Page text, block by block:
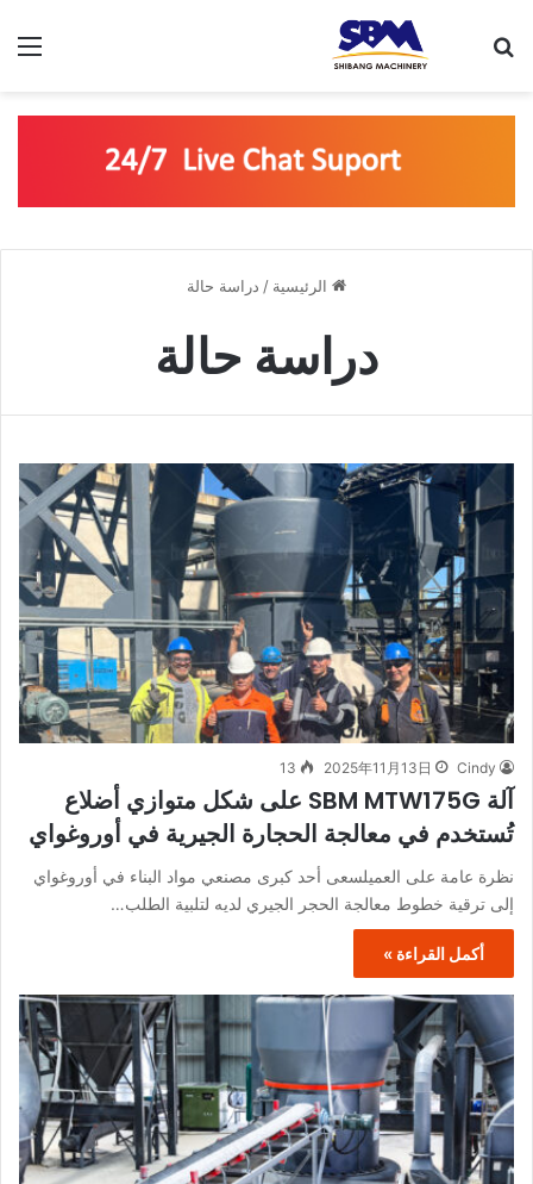
الرئيسية / دراسة حالة
دراسة حالة
Cindy
2025年11月13日
13
آلة SBM MTW175G على شكل متوازي أضلاع
تُستخدم في معالجة الحجارة الجيرية في أوروغواي
​نظرة عامة على العميل​سعى أحد كبرى مصنعي مواد البناء في أوروغواي
إلى ترقية خطوط معالجة الحجر الجيري لديه لتلبية الطلب…
أكمل القراءة »